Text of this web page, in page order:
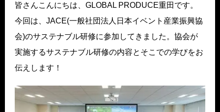
皆さんこんにちは、GLOBAL PRODUCE重田です。
今回は、JACE(一般社団法人日本イベント産業振興協
会)のサステナブル研修に参加してきました。協会が
実施するサステナブル研修の内容とそこでの学びをお
伝えします！